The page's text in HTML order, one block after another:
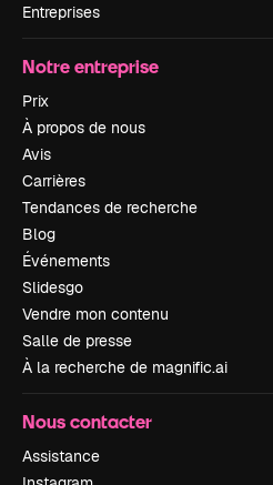
Entreprises
Notre entreprise
Prix
À propos de nous
Avis
Carrières
Tendances de recherche
Blog
Événements
Slidesgo
Vendre mon contenu
Salle de presse
À la recherche de magnific.ai
Nous contacter
Assistance